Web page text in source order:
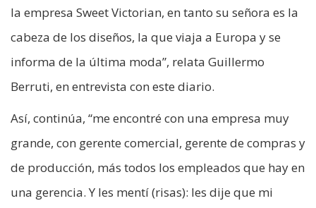
la empresa Sweet Victorian, en tanto su señora es la
cabeza de los diseños, la que viaja a Europa y se
informa de la última moda”, relata Guillermo
Berruti, en entrevista con este diario.
Así, continúa, “me encontré con una empresa muy
grande, con gerente comercial, gerente de compras y
de producción, más todos los empleados que hay en
una gerencia. Y les mentí (risas): les dije que mi